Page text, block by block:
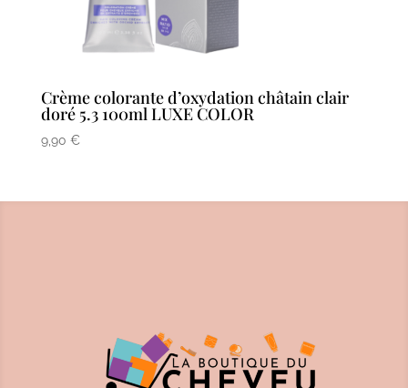
Crème colorante d’oxydation châtain clair
doré 5.3 100ml LUXE COLOR
9,90 €